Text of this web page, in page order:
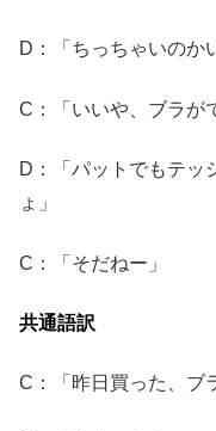
D：「ちっちゃいのか
C：「いいや、ブラが
D：「パットでもテッ
ょ」
C：「そだねー」
共通語訳
C：「昨日買った、ブ